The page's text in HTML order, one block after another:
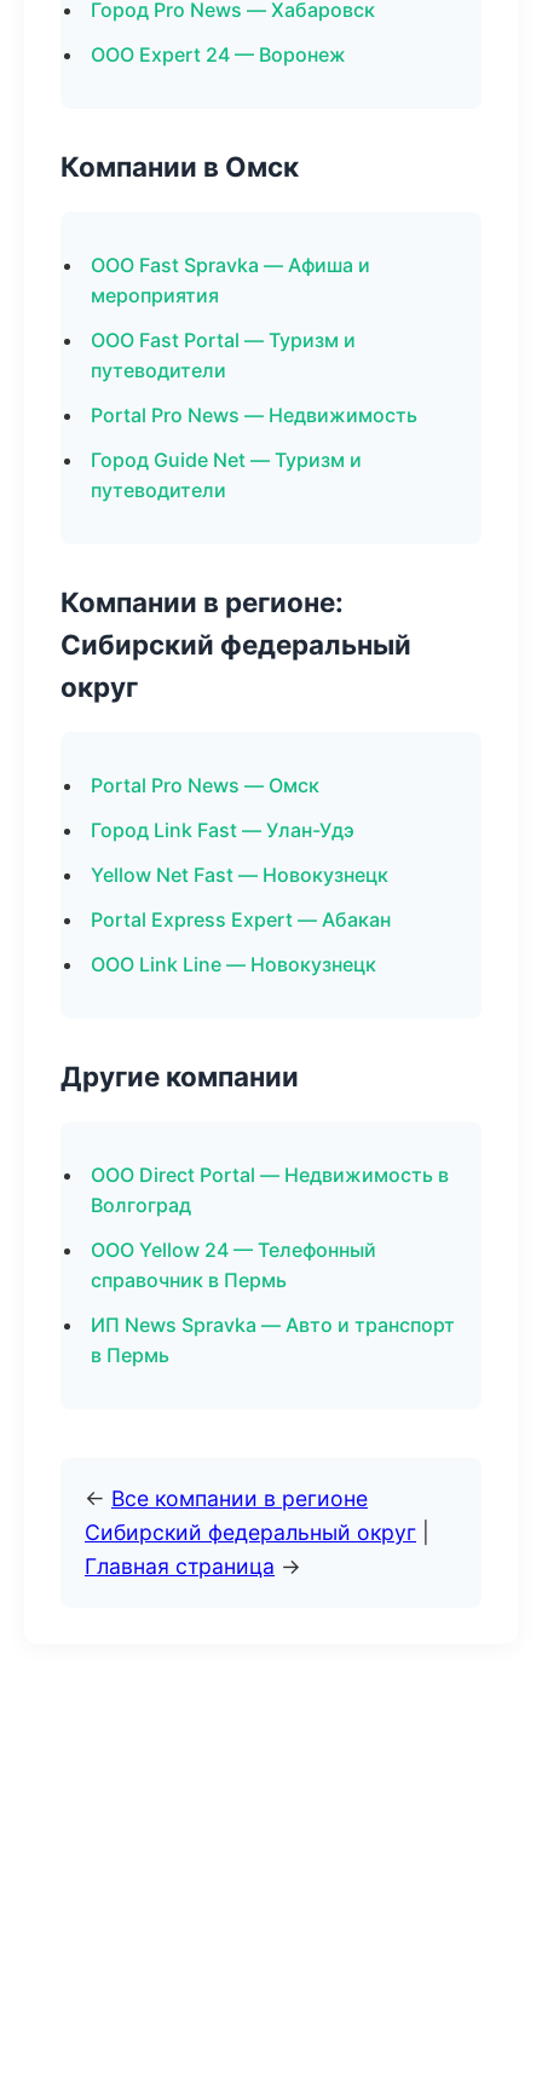
Город Pro News — Хабаровск
ООО Expert 24 — Воронеж
Компании в Омск
ООО Fast Spravka — Афиша и
мероприятия
ООО Fast Portal — Туризм и
путеводители
Portal Pro News — Недвижимость
Город Guide Net — Туризм и
путеводители
Компании в регионе:
Сибирский федеральный
округ
Portal Pro News — Омск
Город Link Fast — Улан-Удэ
Yellow Net Fast — Новокузнецк
Portal Express Expert — Абакан
ООО Link Line — Новокузнецк
Другие компании
ООО Direct Portal — Недвижимость в
Волгоград
ООО Yellow 24 — Телефонный
справочник в Пермь
ИП News Spravka — Авто и транспорт
в Пермь
← Все компании в регионе
Сибирский федеральный округ
Главная страница →